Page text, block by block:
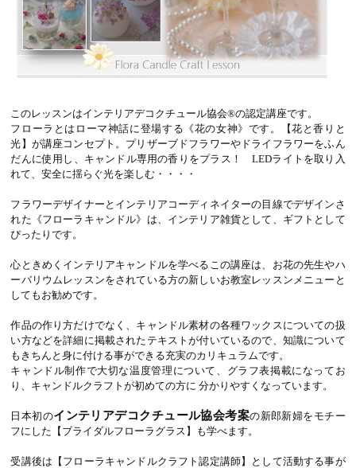
このレッスンはインテリアデコクチュール協会®の認定講座です。
フローラとはローマ神話に登場する《花の女神》です。【花と香りと
光】が講座コンセプト。プリザーブドフラワーやドライフラワーをふん
だんに使用し、キャンドル専用の香りをプラス！ LEDライトを取り入
れて、安全に揺らぐ光を楽しむ・・・・
フラワーデザイナーとインテリアコーディネイターの目線でデザインさ
れた《フローラキャンドル》は、インテリア雑貨として、ギフトとして
ぴったりです。
心ときめくインテリアキャンドルを学べるこの講座は、お花の先生やハ
ーバリウムレッスンをされている方の新しいお教室レッスンメニューと
してもお勧めです。
作品の作り方だけでなく、キャンドル素材の各種ワックスについての扱
い方などを詳細に掲載されたテキストが付いているので、知識について
もきちんと身に付ける事ができる充実のカリキュラムです。
キャンドル制作で大切な温度管理について、グラフ表掲載になってお
り、キャンドルクラフトが初めての方に 分かりやすくなっています。
日本初のインテリアデコクチュール協会考案の新郎新婦をモチー
フにした【ブライダルフローラグラス】も学べます。
受講後は【フローラキャンドルクラフト認定講師】として活動する事が